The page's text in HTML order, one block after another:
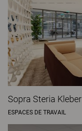
Sopra Steria Kleber
ESPACES DE TRAVAIL